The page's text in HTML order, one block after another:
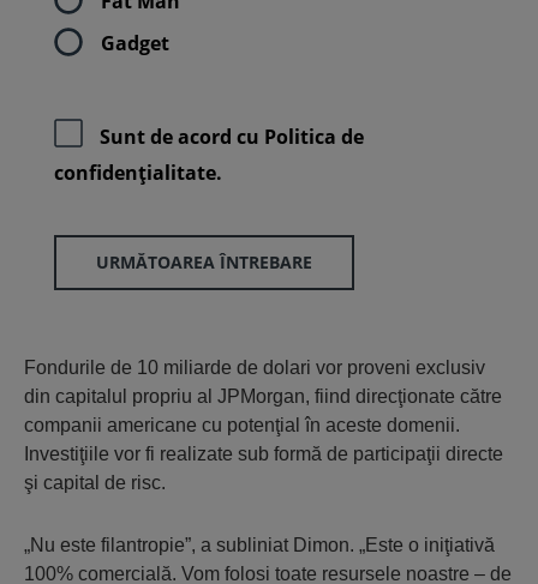
Gadget
Sunt de acord cu Politica de
confidenţialitate.
URMĂTOAREA ÎNTREBARE
Fondurile de 10 miliarde de dolari vor proveni exclusiv
din capitalul propriu al JPMorgan, fiind direcţionate către
companii americane cu potenţial în aceste domenii.
Investiţiile vor fi realizate sub formă de participaţii directe
şi capital de risc.
„Nu este filantropie”, a subliniat Dimon. „Este o iniţiativă
100% comercială. Vom folosi toate resursele noastre – de